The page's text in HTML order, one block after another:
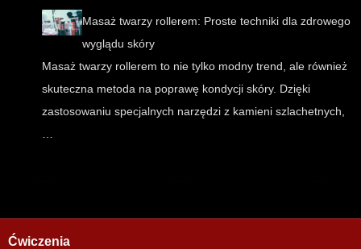
Masaż twarzy rollerem: Proste techniki dla zdrowego
wyglądu skóry
Masaż twarzy rollerem to nie tylko modny trend, ale również
skuteczna metoda na poprawę kondycji skóry. Dzięki
zastosowaniu specjalnych narzędzi z kamieni szlachetnych,
Ćwiczenia